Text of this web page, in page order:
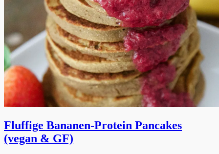
Fluffige Bananen-Protein Pancakes
(vegan & GF)